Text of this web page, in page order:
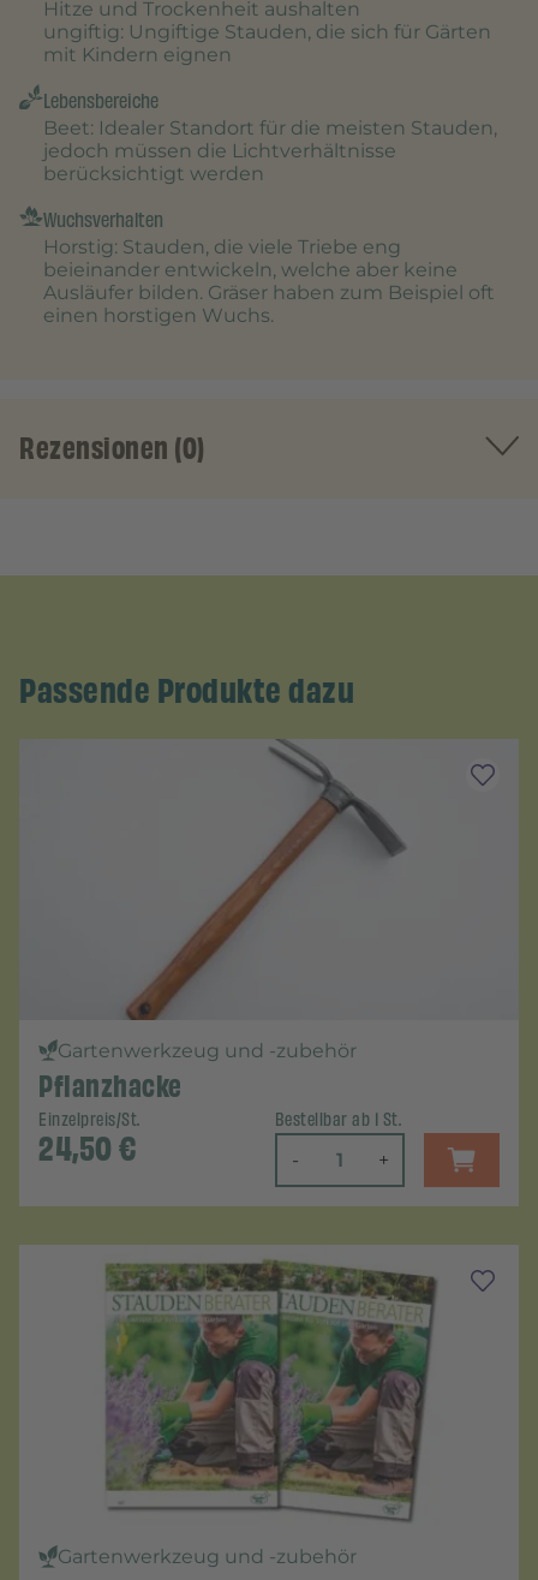
Hitze und Trockenheit aushalten
ungiftig: Ungiftige Stauden, die sich für Gärten
mit Kindern eignen
Lebensbereiche
Beet: Idealer Standort für die meisten Stauden,
jedoch müssen die Lichtverhältnisse
berücksichtigt werden
Wuchsverhalten
Horstig: Stauden, die viele Triebe eng
beieinander entwickeln, welche aber keine
Ausläufer bilden. Gräser haben zum Beispiel oft
einen horstigen Wuchs.
Rezensionen (0)
Passende Produkte dazu
Gartenwerkzeug und -zubehör
Pflanzhacke
Einzelpreis/St.
24,50€
Bestellbar ab 1 St.
- +
Gartenwerkzeug und -zubehör